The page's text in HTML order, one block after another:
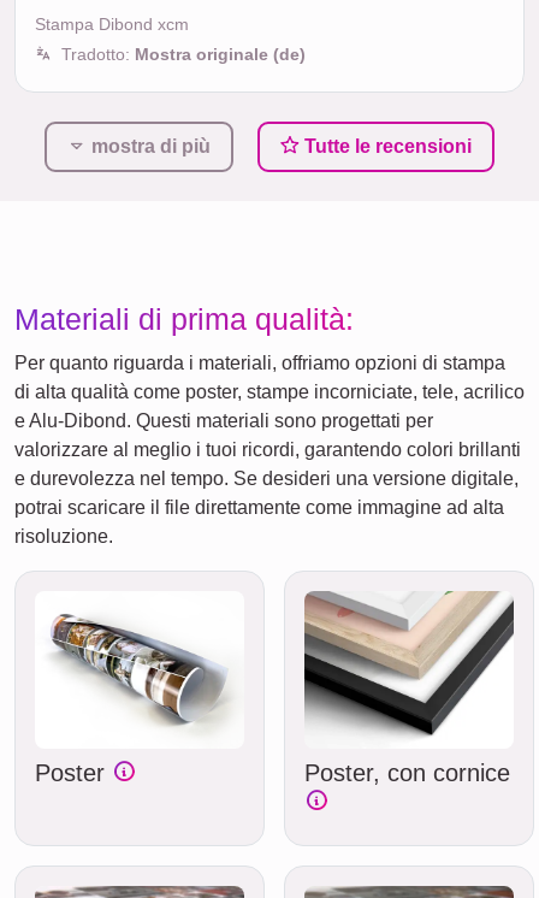
Stampa Dibond xcm
Tradotto: Mostra originale (de)
mostra di più Tutte le recensioni
Materiali di prima qualità:
Per quanto riguarda i materiali, offriamo opzioni di stampa
di alta qualità come poster, stampe incorniciate, tele, acrilico
e Alu-Dibond. Questi materiali sono progettati per
valorizzare al meglio i tuoi ricordi, garantendo colori brillanti
e durevolezza nel tempo. Se desideri una versione digitale,
potrai scaricare il file direttamente come immagine ad alta
risoluzione.
Poster Poster, con cornice